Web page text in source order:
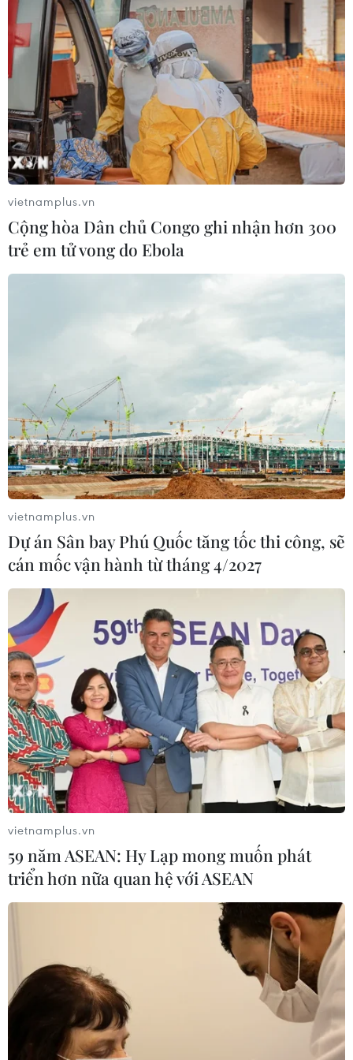
vietnamplus.vn
Cộng hòa Dân chủ Congo ghi nhận hơn 300
trẻ em tử vong do Ebola
vietnamplus.vn
Dự án Sân bay Phú Quốc tăng tốc thi công, sẽ
cán mốc vận hành từ tháng 4/2027
vietnamplus.vn
59 năm ASEAN: Hy Lạp mong muốn phát
triển hơn nữa quan hệ với ASEAN